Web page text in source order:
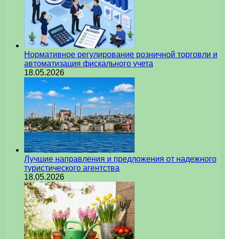
Нормативное регулирование розничной торговли и
автоматизация фискального учета
18.05.2026
Лучшие направления и предложения от надежного
туристического агентства
18.05.2026